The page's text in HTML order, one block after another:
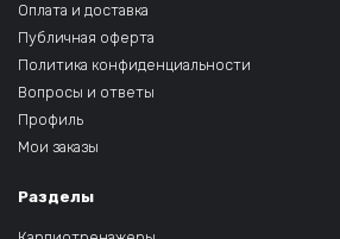
Оплата и доставка
Публичная оферта
Политика конфиденциальности
Вопросы и ответы
Профиль
Мои заказы
Разделы